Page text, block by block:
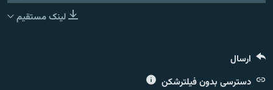
لینک مستقیم
ارسال
دسترسی بدون فیلترشکن